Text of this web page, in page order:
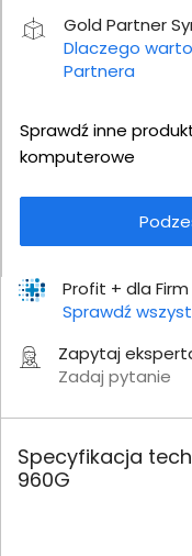
Profit + dla Firm
Sprawdź
Zapytaj
Zadaj pytanie
Gold Partner
Dlaczego
Partnera
Sprawdź inne
komputerowe
Specyfikacja
960G